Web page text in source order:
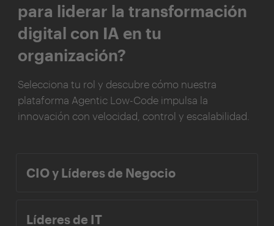
para liderar la transformación
digital con IA en tu
organización?
Selecciona tu rol y descubre cómo nuestra
plataforma Agentic Low-Code impulsa la
innovación con velocidad, control y escalabilidad.
CIO y Líderes de Negocio
Líderes de IT